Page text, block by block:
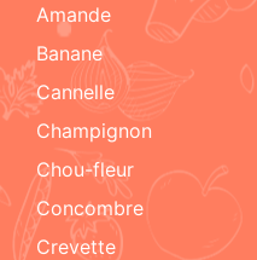
amande
Banane
cannelle
champignon
chou-fleur
concombre
crevette